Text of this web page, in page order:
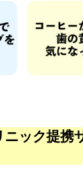
ック提携